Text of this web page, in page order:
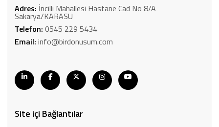
Adres: İncilli Mahallesi Hastane Cad No 8/A
Sakarya/KARASU
Telefon: 0545 229 5434
Email: info@birdonusum.com
Site içi Bağlantılar